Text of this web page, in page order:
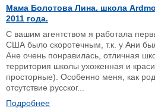
Мама Болотова Лина, школа
2011 года.
С вашим агентством я работала
США было скоротечным, т.к. у Ани
Ане очень понравилась, отличная
территория школы ухоженная и
просторные). Особенно меня, как
отсутствие русског...
Подробнее